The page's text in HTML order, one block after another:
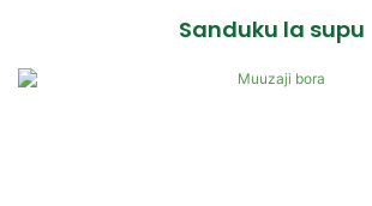
Sanduku la supu